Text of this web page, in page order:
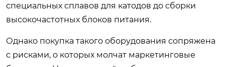
специальных сплавов для катодов до сборки
высокочастотных блоков питания.
Однако покупка такого оборудования сопряжена
с рисками, о которых молчат маркетинговые